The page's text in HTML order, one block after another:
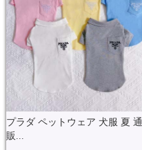
プラダ ペットウェア 犬服 夏 通
販...